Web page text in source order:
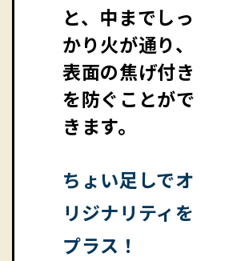
と、中までしっ
かり火が通り、
表面の焦げ付き
を防ぐことがで
きます。
ちょい足しでオ
リジナリティを
プラス！